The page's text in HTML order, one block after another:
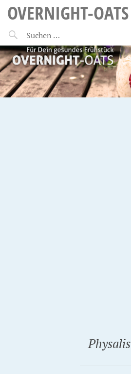
OVERNIGHT-OATS
Physalis